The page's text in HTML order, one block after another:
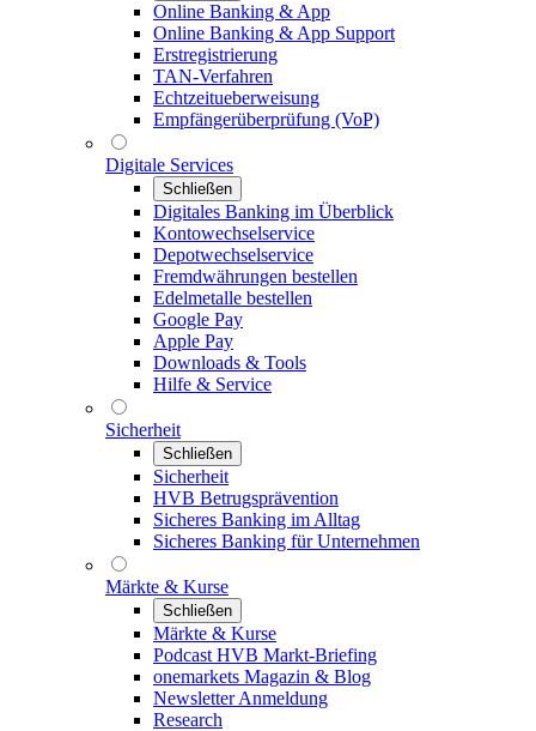
Online Banking & App
Online Banking & App Support
Erstregistrierung
TAN-Verfahren
Echtzeitueberweisung
Empfängerüberprüfung (VoP)
Digitale Services
Schließen
Digitales Banking im Überblick
Kontowechselservice
Depotwechselservice
Fremdwährungen bestellen
Edelmetalle bestellen
Google Pay
Apple Pay
Downloads & Tools
Hilfe & Service
Sicherheit
Schließen
Sicherheit
HVB Betrugsprävention
Sicheres Banking im Alltag
Sicheres Banking für Unternehmen
Märkte & Kurse
Schließen
Märkte & Kurse
Podcast HVB Markt-Briefing
onemarkets Magazin & Blog
Newsletter Anmeldung
Research